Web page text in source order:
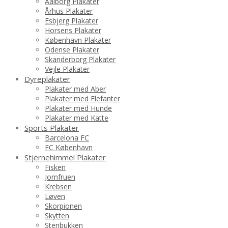
Århus Plakater
Esbjerg Plakater
Horsens Plakater
København Plakater
Odense Plakater
Skanderborg Plakater
Vejle Plakater
Dyreplakater
Plakater med Aber
Plakater med Elefanter
Plakater med Hunde
Plakater med Katte
Sports Plakater
Barcelona FC
FC København
Stjernehimmel Plakater
Fisken
Jomfruen
Krebsen
Løven
Skorpionen
Skytten
Stenbukken